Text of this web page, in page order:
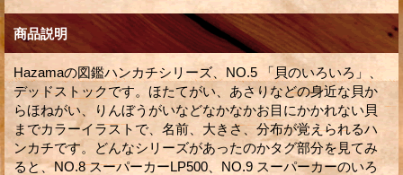
商品説明
Hazamaの図鑑ハンカチシリーズ、NO.5 「貝のいろいろ」、
デッドストックです。ほたてがい、あさりなどの身近な貝か
らほねがい、りんぼうがいなどなかなかお目にかかれない貝
までカラーイラストで、名前、大きさ、分布が覚えられるハ
ンカチです。どんなシリーズがあったのかタグ部分を見てみ
ると、NO.8 スーパーカーLP500、NO.9 スーパーカーのいろ